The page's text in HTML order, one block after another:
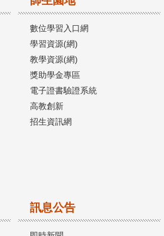
數位學習入口網
學習資源(網)
教學資源(網)
獎助學金專區
電子證書驗證系統
高教創新
招生資訊網
訊息公告